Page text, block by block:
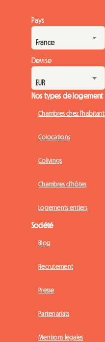
Pays
Devise
Nos types de logement
Chambres chez l'habitant
Colocations
Colivings
Chambres d'hôtes
Logements entiers
Société
Blog
Recrutement
Presse
Partenariats
Mentions légales